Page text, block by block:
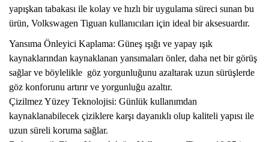
yapışkan tabakası ile kolay ve hızlı bir uygulama süreci sunan bu
ürün, Volkswagen Tiguan kullanıcıları için ideal bir aksesuardır.
Yansıma Önleyici Kaplama: Güneş ışığı ve yapay ışık
kaynaklarından kaynaklanan yansımaları önler, daha net bir görüş
sağlar ve böylelikle göz yorgunluğunu azaltarak uzun sürüşlerde
göz konforunu artırır ve yorgunluğu azaltır.
Çizilmez Yüzey Teknolojisi: Günlük kullanımdan
kaynaklanabilecek çiziklere karşı dayanıklı olup kaliteli yapısı ile
uzun süreli koruma sağlar.